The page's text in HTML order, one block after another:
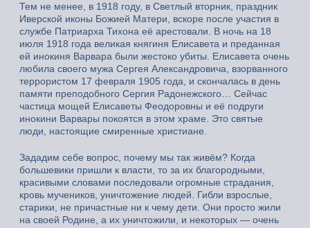
Тем не менее, в 1918 году, в Светлый вторник, праздник
Иверской иконы Божией Матери, вскоре после участия в
службе Патриарха Тихона её арестовали. В ночь на 18
июля 1918 года великая княгиня Елисавета и преданная
ей инокиня Варвара были жестоко убиты. Елисавета очень
любила своего мужа Сергея Александровича, взорванного
террористом 17 февраля 1905 года, и скончалась в день
памяти преподобного Сергия Радонежского… Сейчас
частица мощей Елисаветы Феодоровны и её подруги
инокини Варвары покоятся в этом храме. Это святые
люди, настоящие смиренные христиане.
Зададим себе вопрос, почему мы так живём? Когда
большевики пришли к власти, то за их благородными,
красивыми словами последовали огромные страдания,
кровь мучеников, уничтожение людей. Гибли взрослые,
старики, не причастные ни к чему дети. Они просто жили
на своей Родине, а их уничтожили, и некоторых — очень